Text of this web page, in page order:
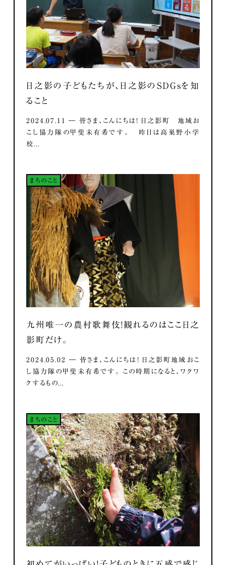
日之影の子どもたちが、日之影のSDGsを知
ること
2024.07.11 ― 皆さま、こんにちは！ 日之影町 地域お
こし協力隊の甲斐未有希です。 昨日は高巣野小学
校...
まちのこと
九州唯一の農村歌舞伎！観れるのはここ日之
影町だけ。
2024.05.02 ― 皆さま、こんにちは！ 日之影町地域おこ
し協力隊の甲斐未有希です。 この時期になると、ワクワ
クするもの...
まちのこと